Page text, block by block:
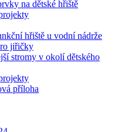
na dětské hřiště
hřiště u vodní nádrže
jiřičky
stromy v okolí dětského
příloha